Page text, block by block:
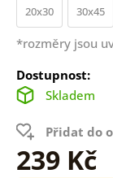
20x30 30x45
*rozměry jsou
Dostupnost:
Skladem
Přidat do
239 Kč